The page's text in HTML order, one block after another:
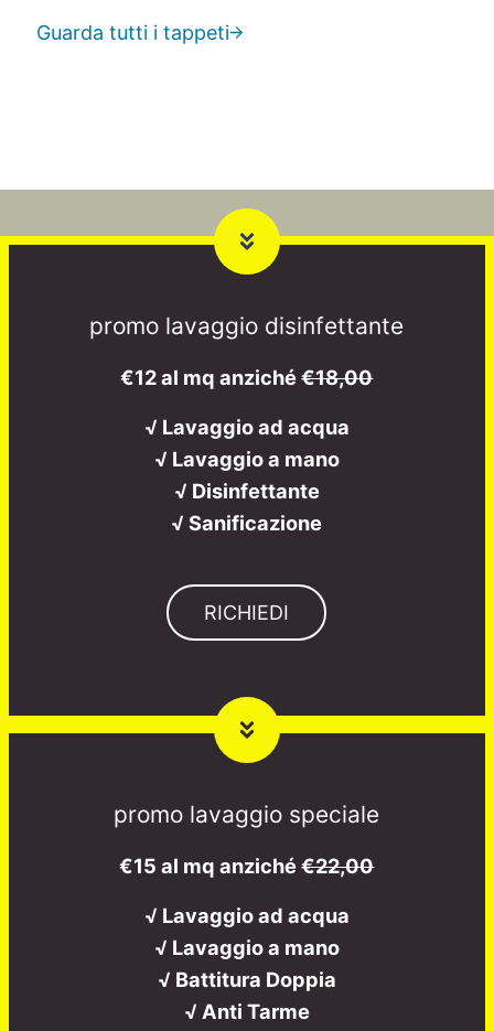
Guarda tutti i tappeti
promo lavaggio disinfettante
€12 al mq anziché€18,00
√ Lavaggio ad acqua
√ Lavaggio a mano
√ Disinfettante
√ Sanificazione
RICHIEDI
promo lavaggio speciale
€15 al mq anziché€22,00
√ Lavaggio ad acqua
√ Lavaggio a mano
√ Battitura Doppia
√ Anti Tarme